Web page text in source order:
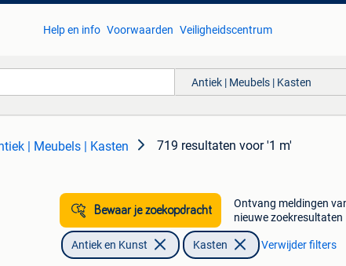
Help en info Voorwaarden Veiligheidscentrum
Antiek | Meubels | Kasten
| Meubels | Kasten 719 resultaten voor '1 m'
Bewaar je zoekopdracht
Ontvang meldingen
nieuwe zoekresultaten
Antiek en Kunst Kasten Verwijder filters